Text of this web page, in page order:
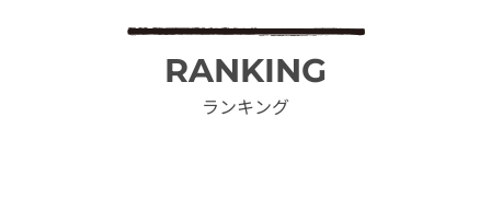
RANKING
ランキング